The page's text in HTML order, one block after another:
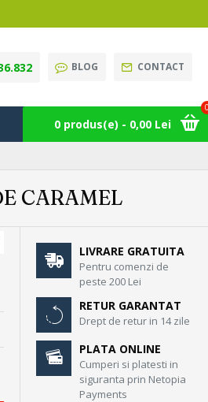
BLOG CONTACT
0 produs(e) - 0,00 Lei
CARAMEL
LIVRARE GRATUITA
Pentru comenzi de
peste 200 Lei
RETUR GARANTAT
Drept de retur in 14 zile
PLATA ONLINE
Cumperi si platesti in
siguranta prin Netopia
Payments